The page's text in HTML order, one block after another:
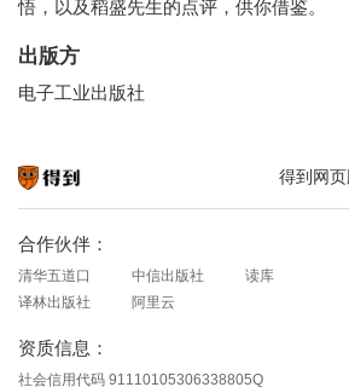
悟，以及稻盛先生的点评，供你借鉴。
出版方
电子工业出版社
得到网页
合作伙伴：
清华五道口 中信出版社 读库
译林出版社
阿里云
资质信息：
社会信用代码 91110105306338805Q